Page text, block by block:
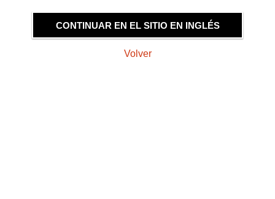
CONTINUAR EN EL SITIO EN INGLÉS
Volver